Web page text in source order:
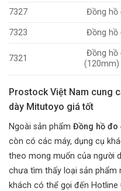
7327 Đồng hồ
7323 Đồng hồ
7321
Đồng hồ
(120mm)
Prostock Việt Nam cung
dày Mitutoyo giá tốt
Ngoài sản phẩm Đồng hồ đo
còn có các máy, dụng cụ
theo mong muốn của người
chưa tìm thấy loại sản phẩm
khách có thể gọi đến Hotline